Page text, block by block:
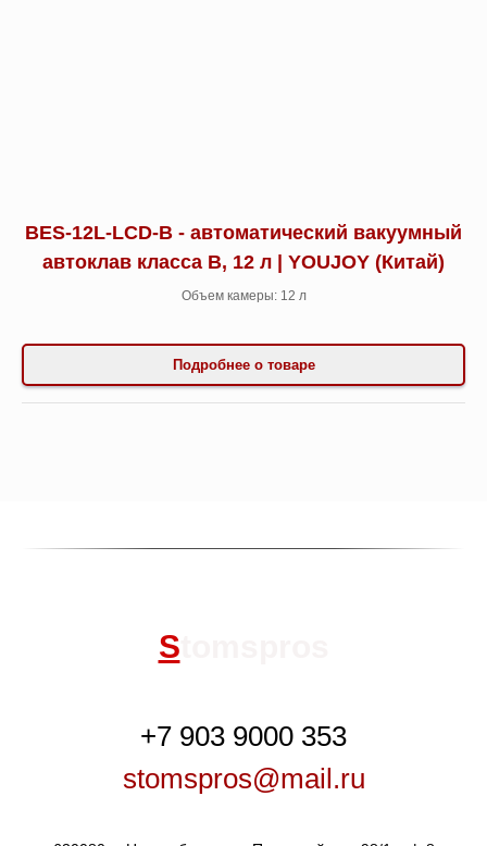
BES-12L-LCD-B - автоматический вакуумный
автоклав класса B, 12 л | YOUJOY (Китай)
Объем камеры: 12 л
Подробнее о товаре
S
+7 903 9000 353
stomspros@mail.ru